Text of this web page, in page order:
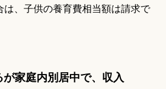
、子供の養育費相当額は請求で
家庭内別居中で、収入